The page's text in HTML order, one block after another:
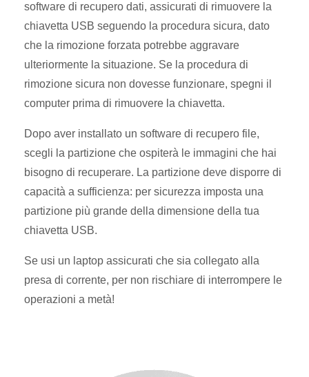
software di recupero dati, assicurati di rimuovere la
chiavetta USB seguendo la procedura sicura, dato
che la rimozione forzata potrebbe aggravare
ulteriormente la situazione. Se la procedura di
rimozione sicura non dovesse funzionare, spegni il
computer prima di rimuovere la chiavetta.
Dopo aver installato un software di recupero file,
scegli la partizione che ospiterà le immagini che hai
bisogno di recuperare. La partizione deve disporre di
capacità a sufficienza: per sicurezza imposta una
partizione più grande della dimensione della tua
chiavetta USB.
Se usi un laptop assicurati che sia collegato alla
presa di corrente, per non rischiare di interrompere le
operazioni a metà!